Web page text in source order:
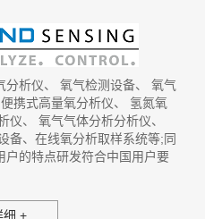
分析仪、 氧气检测设备、 氧气
便携式高量氧分析仪、 氢氮氧
仪、 氧气气体分析分析仪、
备、在线氧分析取样系统等;同
户的特点研发符合中国用户要
细 +